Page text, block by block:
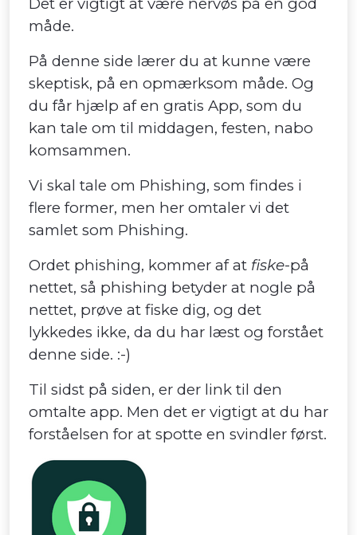
måde.
På denne side lærer du at kunne være
skeptisk, på en opmærksom måde. Og
du får hjælp af en gratis App, som du
kan tale om til middagen, festen, nabo
komsammen.
Vi skal tale om Phishing, som findes i
flere former, men her omtaler vi det
samlet som Phishing.
Ordet phishing, kommer af at fiske-på
nettet, så phishing betyder at nogle på
nettet, prøve at fiske dig, og det
lykkedes ikke, da du har læst og forstået
denne side. :-)
Til sidst på siden, er der link til den
omtalte app. Men det er vigtigt at du har
forståelsen for at spotte en svindler først.